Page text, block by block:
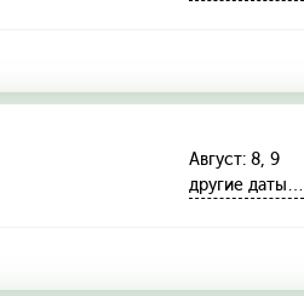
Август: 8, 9
другие даты…